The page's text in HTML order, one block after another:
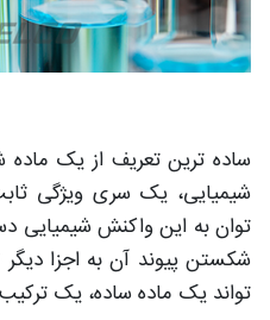
ساده ترین تعریف از یک
شیمیایی، یک سری ویژگی
توان به این واکنش شیمیایی
شکستن پیوند آن به اجزا
تواند یک ماده ساده، یک